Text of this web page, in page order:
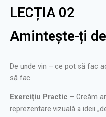
LECȚIA 02
Amintește-ți
De unde vin – ce pot să fac
să fac.
Exercițiu Practic – Creăm
reprezentare vizuală a ideii